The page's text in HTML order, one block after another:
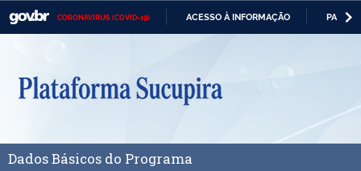
CORONAVÍRUS (COVID-19) ACESSO À INFORMAÇÃO
Casa Civil
Ministério da Defesa
Ministério da Economia
Dados Básicos do Programa